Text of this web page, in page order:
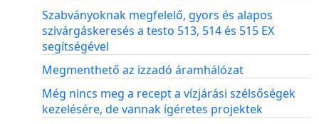
Szabványoknak megfelelő, gyors és alapos
szivárgáskeresés a testo 513, 514 és 515 EX
segítségével
Megmenthető az izzadó áramhálózat
Még nincs meg a recept a vízjárási szélsőségek
kezelésére, de vannak ígéretes projektek